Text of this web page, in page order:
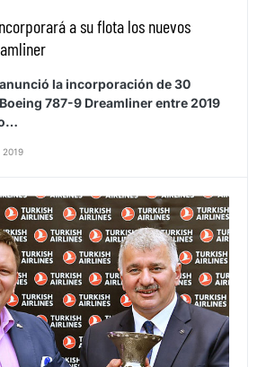
a su flota los nuevos
la incorporación de 30
787-9 Dreamliner entre 2019
2019